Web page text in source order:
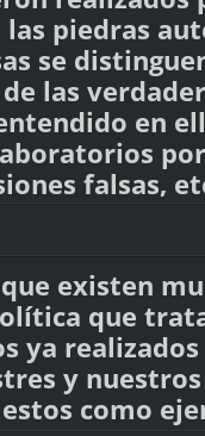
las piedras
se
las
en
falsas,
existen
que
ya
y
como